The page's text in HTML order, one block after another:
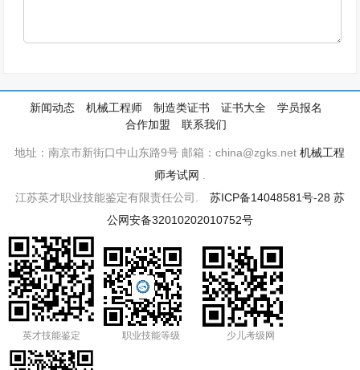
新闻动态 机械工程师 制造类证书 证书大全
学员报名
合作加盟
联系我们
地址：南京市新街口中山东路9号 邮箱：china@zgks.net机械工程
师考试网
江苏英才职业技能鉴定有限责任公司. 苏ICP备14048581号-28 苏
公网安备32010202010752号
英才技能鉴定 职业技能等级 少儿考级网